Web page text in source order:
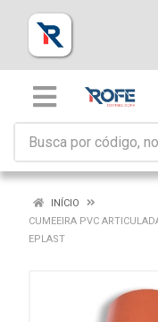
INÍCIO
CUMEEIRA PVC
EPLAST